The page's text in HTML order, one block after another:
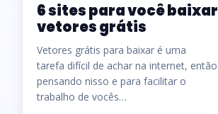
6 sites para você baixar
vetores grátis
Vetores grátis para baixar é uma
tarefa difícil de achar na internet, então
pensando nisso e para facilitar o
trabalho de vocês…